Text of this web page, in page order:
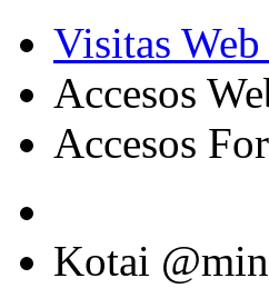
Visitas
Accesos
Accesos
Kotai